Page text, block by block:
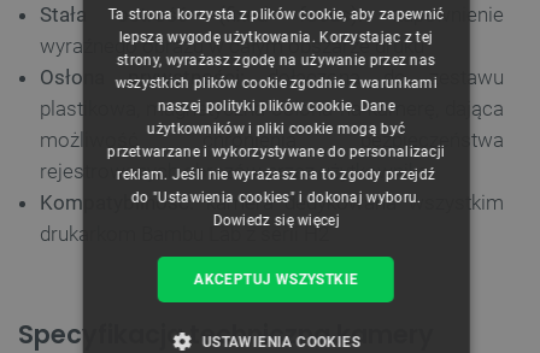
Stała ostrość (fixed focus):zapewnienie
wyraźnego obrazu w całym obszarze druku
Osłona prywatności:dołączona do zestawu
plastikowa, magnetyczna osłona na kamerę, dająca
możliwość chronienia bezpieczeństwa
rejestrowanych obrazów przez użytkownika
Kompatybilność:kamera dedykowana wszystkim
drukarkom Bambu Lab z serii H2
Specyfikacja techniczna kamery
CZECH
ENGLISH
GERMAN
Ta strona korzysta z plików cookie, aby zapewnić
lepszą wygodę użytkowania. Korzystając z tej
strony, wyrażasz zgodę na używanie przez nas
wszystkich plików cookie zgodnie z warunkami
naszej polityki plików cookie. Dane
użytkowników i pliki cookie mogą być
przetwarzane i wykorzystywane do personalizacji
reklam. Jeśli nie wyrażasz na to zgody przejdź
do "Ustawienia cookies" i dokonaj wyboru.
Dowiedz się więcej
AKCEPTUJ WSZYSTKIE
USTAWIENIA COOKIES